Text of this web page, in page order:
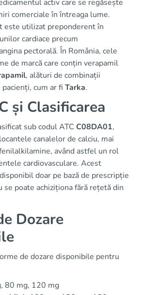
activ care se regăsește
comerciale în întreaga lume.
este utilizat preponderent în
cardiace precum
pectorală. În România, cele
de marcă care conțin verapamil
, alături de combinații
cum ar fi Tarka.
și Clasificarea
sub codul ATC C08DA01,
canalelor de calciu, mai
având astfel un rol
cardiovasculare. Acest
doar pe bază de prescripție
se poate achiziționa fără rețetă din
Dozare
de dozare disponibile pentru
80 mg, 120 mg